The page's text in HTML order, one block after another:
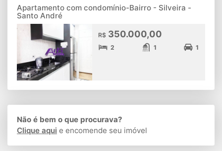
Apartamento com condomínio-Bairro - Silveira -
Santo André
R$ 350.000,00
2 1 1
Não é bem o que procurava?
Clique aqui e encomende seu imóvel